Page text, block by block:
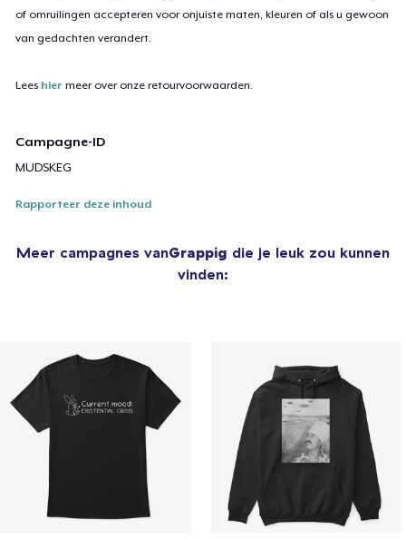
of omruilingen accepteren voor onjuiste maten, kleuren of als u gewoon
van gedachten verandert.
Lees hier meer over onze retourvoorwaarden.
Campagne-ID
MUDSKEG
Rapporteer deze inhoud
Meer campagnes vanGrappig die je leuk zou kunnen
vinden: